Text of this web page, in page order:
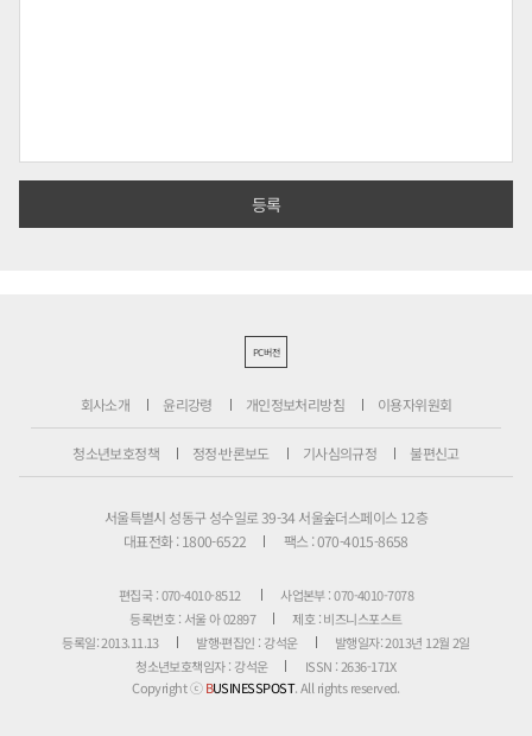
PC버전
회사소개 윤리강령 개인정보처리방침 이용자위원회
청소년보호정책 정정·반론보도 기사심의규정 불편신고
서울특별시 성동구 성수일로 39-34 서울숲더스페이스 12층
대표전화 : 1800-6522
팩스 : 070-4015-8658
편집국 : 070-4010-8512
사업본부 : 070-4010-7078
등록번호 : 서울 아 02897
제호 : 비즈니스포스트
등록일: 2013.11.13
발행·편집인 : 강석운
발행일자: 2013년 12월 2일
청소년보호책임자 : 강석운
ISSN : 2636-171X
Copyright ⓒBUSINESSPOST. All rights reserved.